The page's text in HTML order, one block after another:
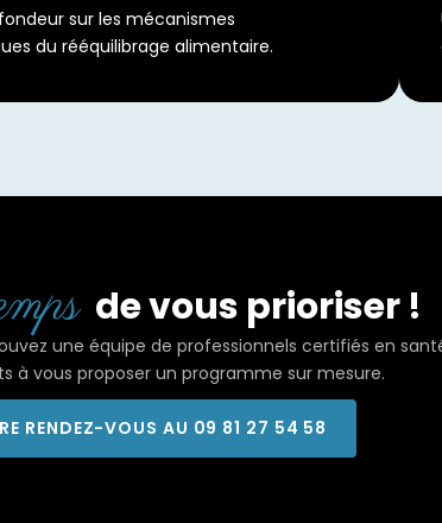
sur les mécanismes
du rééquilibrage alimentaire.
de vous prioriser !
une équipe de professionnels certifiés en
à vous proposer un programme sur mesure.
RENDEZ-VOUS AU 09 81 27 54 58